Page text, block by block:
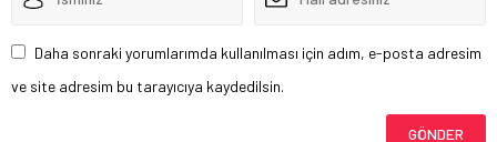
Daha sonraki yorumlarımda kullanılması için adım, e-posta adresim
ve site adresim bu tarayıcıya kaydedilsin.